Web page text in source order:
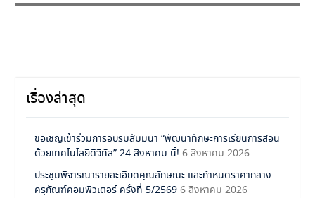
เรื่องล่าสุด
ขอเชิญเข้าร่วมการอบรมสัมมนา “พัฒนาทักษะการเรียนการสอน
ด้วยเทคโนโลยีดิจิทัล” 24 สิงหาคม นี้! 6 สิงหาคม 2026
ประชุมพิจารณารายละเอียดคุณลักษณะ และกำหนดราคากลาง
ครุภัณฑ์คอมพิวเตอร์ ครั้งที่ 5/2569 6 สิงหาคม 2026